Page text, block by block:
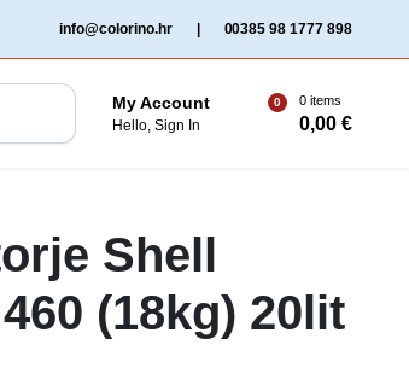
info@colorino.hr 00385 98 1777 898
My Account
Hello, Sign In
0 0 items
0,00€
Shell
(18kg) 20lit